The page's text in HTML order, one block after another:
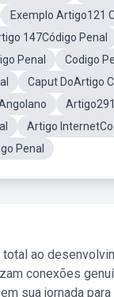
Exemplo Artigo121
147Código Penal
Penal Codigo
Caput DoArtigo
Artigo
Penal
ao
conexões
sua jornada